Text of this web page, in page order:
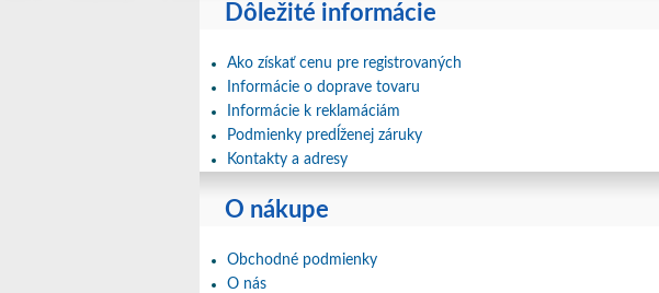
Dôležité informácie
Ako získať cenu pre registrovaných
Informácie o doprave tovaru
Informácie k reklamáciám
Podmienky predĺženej záruky
Kontakty a adresy
O nákupe
Obchodné podmienky
O nás